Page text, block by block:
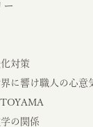
ー
対策
に響け職人の心意
の関係